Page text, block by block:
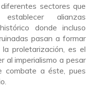
sectores que
alianzas
donde incluso
pasan a formar
proletarización, es el
al imperialismo a pesar
combate a éste, pues